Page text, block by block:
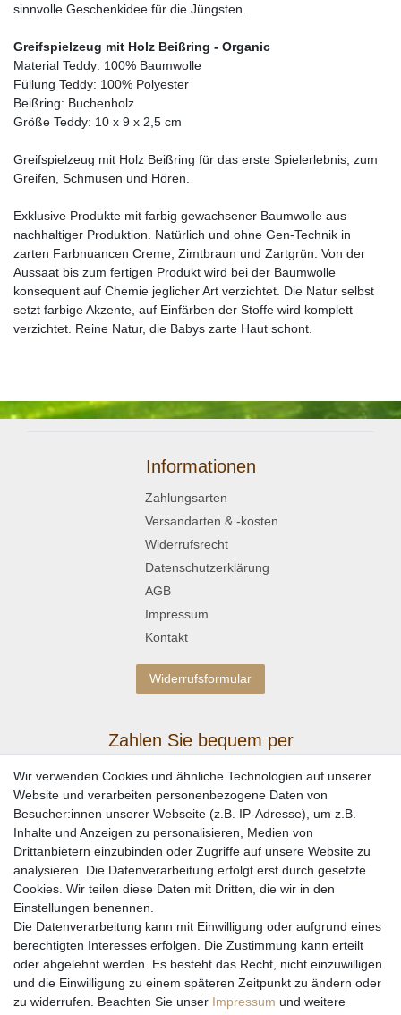
sinnvolle Geschenkidee für die Jüngsten.
Greifspielzeug mit Holz Beißring - Organic
Material Teddy: 100% Baumwolle
Füllung Teddy: 100% Polyester
Beißring: Buchenholz
Größe Teddy: 10 x 9 x 2,5 cm
Greifspielzeug mit Holz Beißring für das erste Spielerlebnis, zum
Greifen, Schmusen und Hören.
Exklusive Produkte mit farbig gewachsener Baumwolle aus
nachhaltiger Produktion. Natürlich und ohne Gen-Technik in
zarten Farbnuancen Creme, Zimtbraun und Zartgrün. Von der
Aussaat bis zum fertigen Produkt wird bei der Baumwolle
konsequent auf Chemie jeglicher Art verzichtet. Die Natur selbst
setzt farbige Akzente, auf Einfärben der Stoffe wird komplett
verzichtet. Reine Natur, die Babys zarte Haut schont.
Informationen
Zahlungsarten
Versandarten & -kosten
Widerrufsrecht
Datenschutzerklärung
AGB
Impressum
Kontakt
Widerrufsformular
Zahlen Sie bequem per
Wir versenden mit
Wir verwenden Cookies und ähnliche Technologien auf unserer
Website und verarbeiten personenbezogene Daten von
Besucher:innen unserer Webseite (z.B. IP-Adresse), um z.B.
Inhalte und Anzeigen zu personalisieren, Medien von
Drittanbietern einzubinden oder Zugriffe auf unsere Website zu
analysieren. Die Datenverarbeitung erfolgt erst durch gesetzte
Cookies. Wir teilen diese Daten mit Dritten, die wir in den
Einstellungen benennen.
Die Datenverarbeitung kann mit Einwilligung oder aufgrund eines
berechtigten Interesses erfolgen. Die Zustimmung kann erteilt
oder abgelehnt werden. Es besteht das Recht, nicht einzuwilligen
und die Einwilligung zu einem späteren Zeitpunkt zu ändern oder
zu widerrufen. Beachten Sie unser Impressum und weitere